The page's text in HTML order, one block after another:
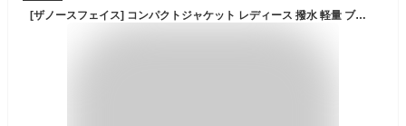
[ザノースフェイス] コンパクトジャケット レディース 撥水 軽量 ブラック L